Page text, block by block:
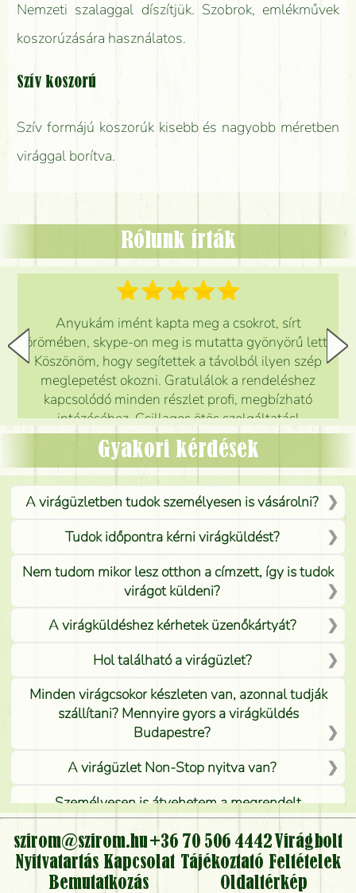
Nemzeti szalaggal díszítjük. Szobrok, emlékművek
koszorúzására használatos.
Szív koszorú
Szív formájú koszorúk kisebb és nagyobb méretben
virággal borítva.
Rólunk írták
Anyukám imént kapta meg a csokrot, sírt
örömében, skype-on meg is mutatta gyönyörű lett.
Köszönöm, hogy segítettek a távolból ilyen szép
meglepetést okozni. Gratulálok a rendeléshez
kapcsolódó minden részlet profi, megbízható
intézéséhez. Csillagos ötös szolgáltatás!
Mónika
Gyakori kérdések
A virágüzletben tudok személyesen is vásárolni?
Tudok időpontra kérni virágküldést?
Nem tudom mikor lesz otthon a címzett, így is tudok
virágot küldeni?
A virágküldéshez kérhetek üzenőkártyát?
Hol található a virágüzlet?
Minden virágcsokor készleten van, azonnal tudják
szállítani? Mennyire gyors a virágküldés
Budapestre?
A virágüzlet Non-Stop nyitva van?
Személyesen is átvehetem a megrendelt
virágcsokrot, vagy csak virágküldéssel, kiszállítással
kérhető?
Vidékre is lehet rendelni?
szirom@szirom.hu+36 70 506 4442Virágbolt
Nyitvatartás Kapcsolat Tájékoztató Feltételek
Bemutatkozás
Oldaltérkép